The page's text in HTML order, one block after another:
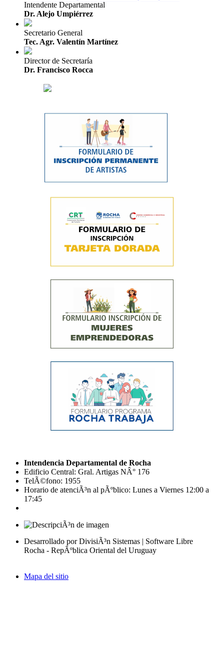
Intendente Departamental
Dr. Alejo Umpiérrez
Secretario General
Tec. Agr. Valentín Martínez
Director de Secretaría
Dr. Francisco Rocca
Intendencia Departamental de Rocha
Edificio Central: Gral. Artigas NÂ° 176
TelÃ©fono: 1955
Horario de atenciÃ³n al pÃºblico: Lunes a Viernes 12:00 a
17:45
Desarrollado por DivisiÃ³n Sistemas | Software Libre
Rocha - RepÃºblica Oriental del Uruguay
Mapa del sitio